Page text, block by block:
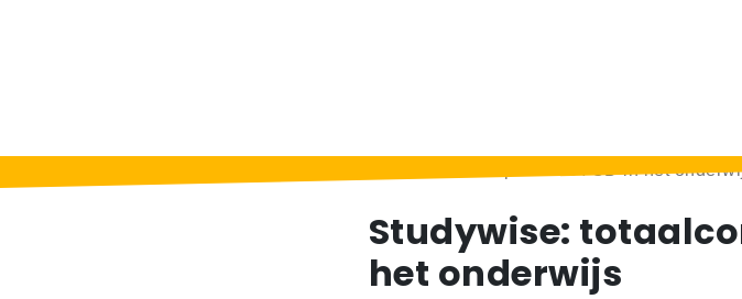
Studywise: totaalconcept voor BYOD in het
Studywise:
het onderwijs